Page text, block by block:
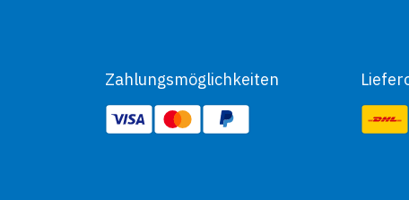
Zahlungsmöglichkeiten